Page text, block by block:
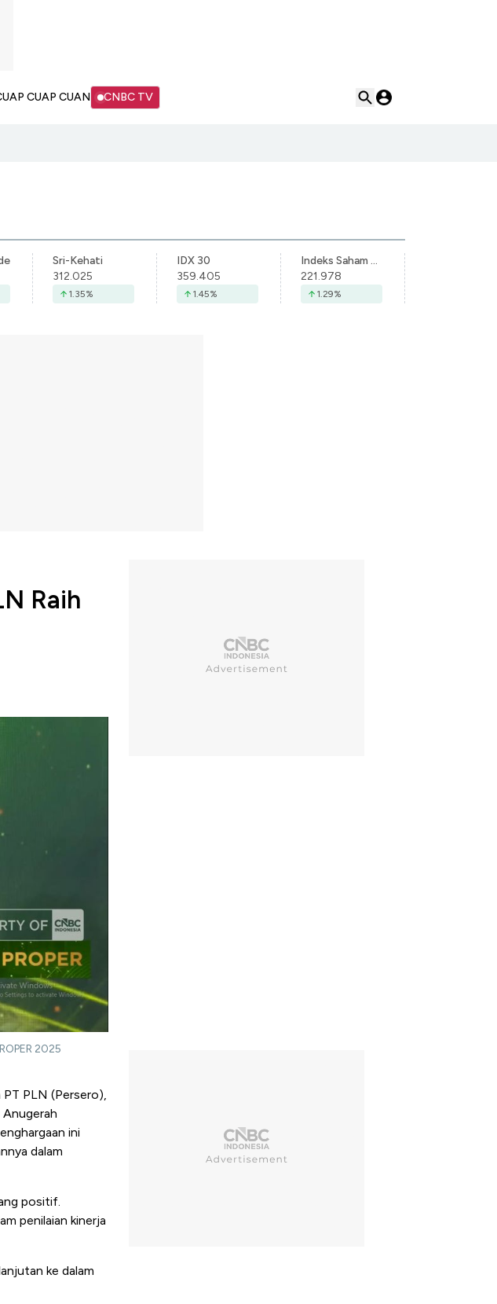
CUAP CUAN CNBC TV
Sri-Kehati
312.025
1.35%
IDX 30
359.405
1.45%
Indeks Saham Syariah Indonesia
221.978
1.29%
Raih
2025
PLN (Persero),
Anugerah
ini
dalam
positif.
penilaian kinerja
ke dalam